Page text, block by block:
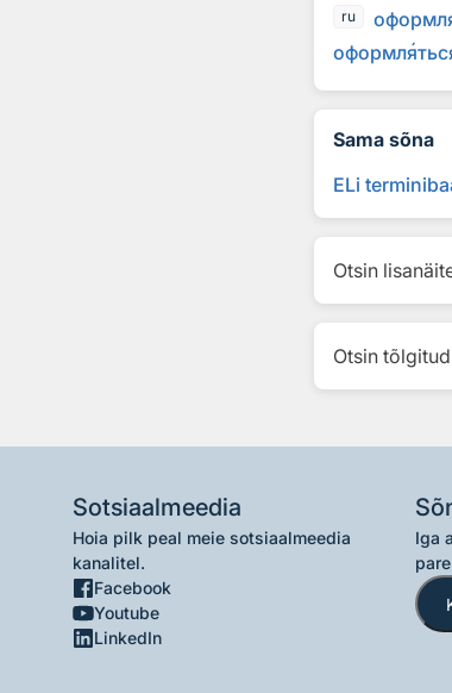
ru оформл
оформля
Sama sõna
ELi
Otsin
Otsin
Sotsiaalmeedia
Hoia pilk peal meie sotsiaalmeedia
kanalitel.
Facebook
Youtube
LinkedIn
Iga